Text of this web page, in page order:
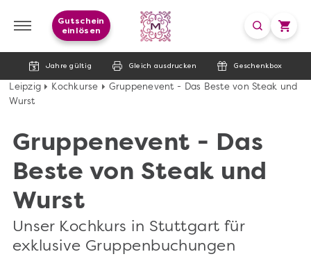
Jahre gültig Gleich ausdrucken Geschenkbox
Gutschein
einlösen
Leipzig Kochkurse
Gruppenevent - Das Beste von Steak und
Wurst
Gruppenevent - Das
Beste von Steak und
Wurst
Unser Kochkurs in Stuttgart für
exklusive Gruppenbuchungen